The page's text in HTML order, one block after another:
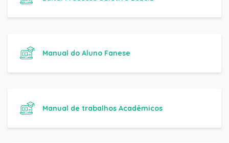
Manual do Aluno Fanese
Manual de trabalhos Acadêmicos